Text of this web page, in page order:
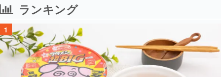
ランキング
1